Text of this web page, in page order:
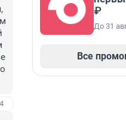
₽
До 31
Все